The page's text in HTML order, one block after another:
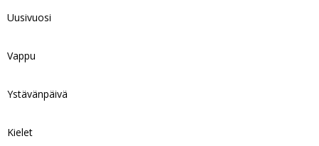
Uusivuosi
Vappu
Ystävänpäivä
Kielet